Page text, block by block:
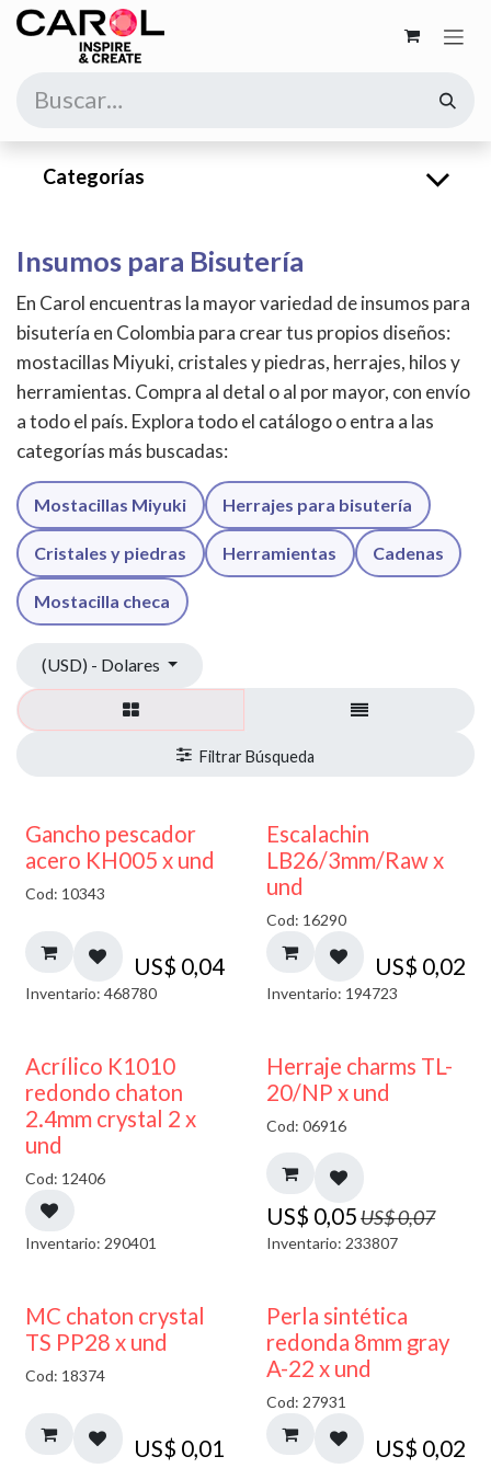
Ir al contenido
Categorías
Insumos para Bisutería
En Carol encuentras la mayor variedad de insumos para
bisutería en Colombia para crear tus propios diseños:
mostacillas Miyuki, cristales y piedras, herrajes, hilos y
herramientas. Compra al detal o al por mayor, con envío
a todo el país. Explora todo el catálogo o entra a las
categorías más buscadas:
Mostacillas Miyuki Herrajes para bisutería
Cristales y piedras Herramientas Cadenas
Mostacilla checa
(USD) - Dolares
Gancho pescador
acero KH005 x und
Cod: 10343
US$ 0,04
Inventario: 468780
Escalachin
LB26/3mm/Raw x
und
Cod: 16290
US$ 0,02
Inventario: 194723
50% DESCUENTO
Acrílico K1010
redondo chaton
2.4mm crystal 2 x
und
Cod: 12406
Inventario: 290401
40% DESCUENTO
Herraje charms TL-
20/NP x und
Cod: 06916
US$ 0,05US$0,07
Inventario: 233807
MC chaton crystal
TS PP28 x und
Cod: 18374
US$ 0,01
Perla sintética
redonda 8mm gray
A-22 x und
Cod: 27931
US$ 0,02